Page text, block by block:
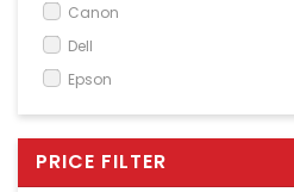
Household & Garden
Office Supplies
Network Equipment
Printers & Accessories
Canon
Dell
Epson
HP
PRICE FILTER